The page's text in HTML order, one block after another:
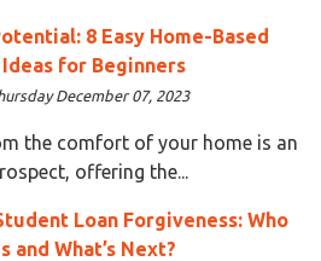
8 Easy Home-Based
Ideas for Beginners
December 07, 2023
the comfort of your home is an
offering the...
Loan Forgiveness: Who
and What’s Next?